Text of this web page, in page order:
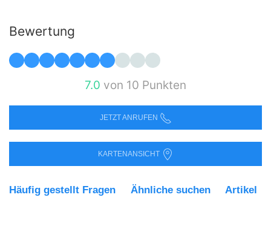
Bewertung
7.0 von 10 Punkten
JETZT ANRUFEN
KARTENANSICHT
Häufig gestellt Fragen Ähnliche suchen Artikel